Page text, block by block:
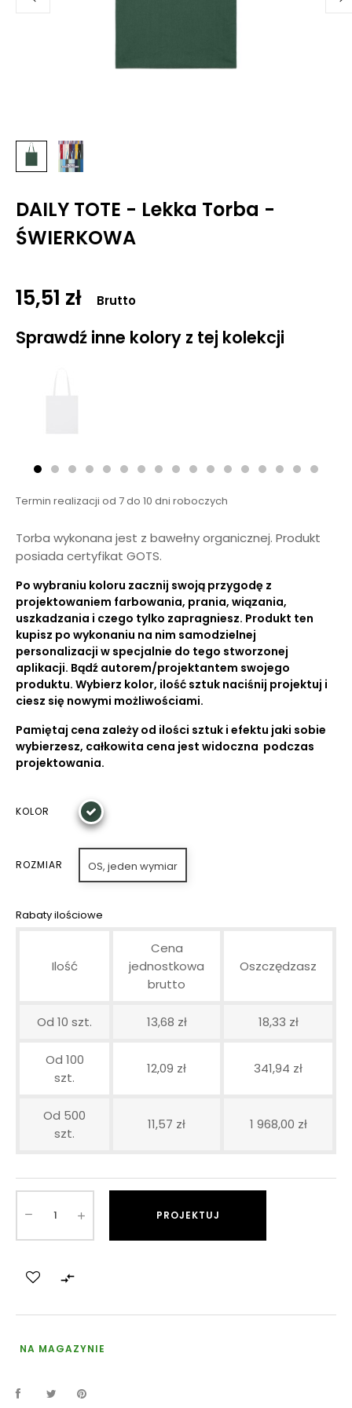
DAILY TOTE - Lekka Torba -
ŚWIERKOWA
15,51 zł Brutto
Sprawdź inne kolory z tej kolekcji
Termin realizacji od 7 do 10 dni roboczych
Torba wykonana jest z bawełny organicznej. Produkt
posiada certyfikat GOTS.
Po wybraniu koloru zacznij swoją przygodę z
projektowaniem farbowania, prania, wiązania,
uszkadzania i czego tylko zapragniesz. Produkt ten
kupisz po wykonaniu na nim samodzielnej
personalizacji w specjalnie do tego stworzonej
aplikacji. Bądź autorem/projektantem swojego
produktu. Wybierz kolor, ilość sztuk naciśnij projektuj i
ciesz się nowymi możliwościami.
Pamiętaj cena zależy od ilości sztuk i efektu jaki sobie
wybierzesz, całkowita cena jest widoczna podczas
projektowania.
KOLOR
ROZMIAR OS, jeden wymiar
Rabaty ilościowe
Ilość
Cena
jednostkowa
brutto
Oszczędzasz
Od 10 szt. 13,68 zł 18,33 zł
Od 100
szt.
12,09 zł 341,94 zł
Od 500
szt.
11,57 zł 1 968,00 zł
PROJEKTUJ

NA MAGAZYNIE